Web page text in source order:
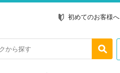
初めてのお客様へ